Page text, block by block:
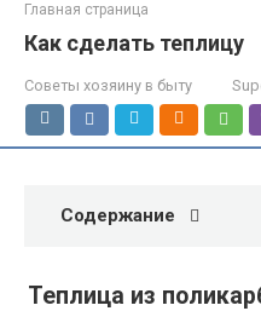
Главная страница
Как сделать теплицу
Советы хозяину в быту
Содержание
Теплица из